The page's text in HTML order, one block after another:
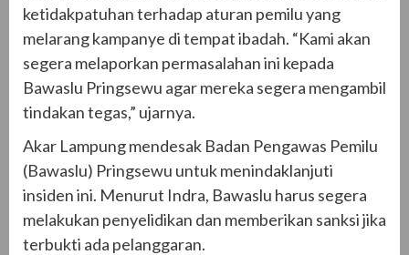
ketidakpatuhan terhadap aturan pemilu yang
melarang kampanye di tempat ibadah. “Kami akan
segera melaporkan permasalahan ini kepada
Bawaslu Pringsewu agar mereka segera mengambil
tindakan tegas,” ujarnya.
Akar Lampung mendesak Badan Pengawas Pemilu
(Bawaslu) Pringsewu untuk menindaklanjuti
insiden ini. Menurut Indra, Bawaslu harus segera
melakukan penyelidikan dan memberikan sanksi jika
terbukti ada pelanggaran.